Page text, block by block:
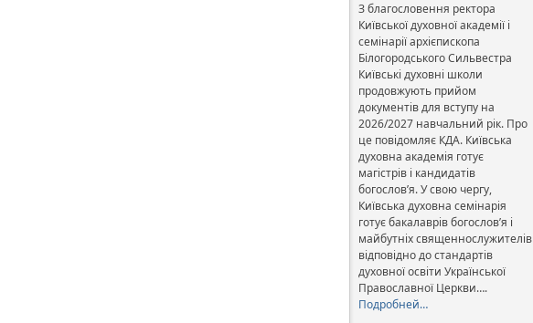
З благословення ректора
Київської духовної академії і
семінарії архієпископа
Білогородського Сильвестра
Київські духовні школи
продовжують прийом
документів для вступу на
2026/2027 навчальний рік. Про
це повідомляє КДА. Київська
духовна академія готує
магістрів і кандидатів
богослов’я. У свою чергу,
Київська духовна семінарія
готує бакалаврів богослов’я і
майбутніх священнослужителів
відповідно до стандартів
духовної освіти Української
Православної Церкви….
Подробней…